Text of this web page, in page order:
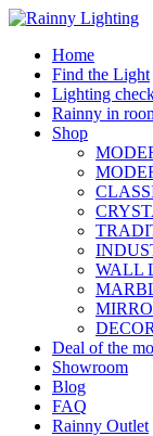
Skip
contentHome
Find the Light
Lighting
Rainny in
Shop
WALL
Deal of the
Showroom
Blog
FAQ
Rainny Outlet